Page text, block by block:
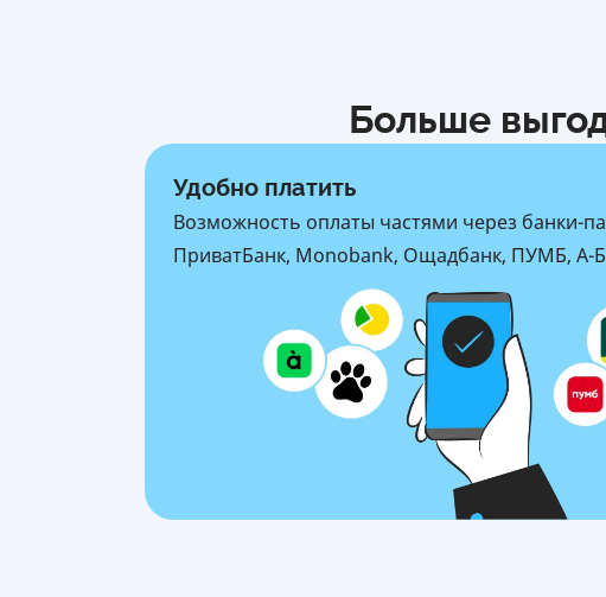
Больше
Удобно платить
Возможность оплаты частями через банки-
ПриватБанк, Monobank, Ощадбанк, ПУМБ, А-